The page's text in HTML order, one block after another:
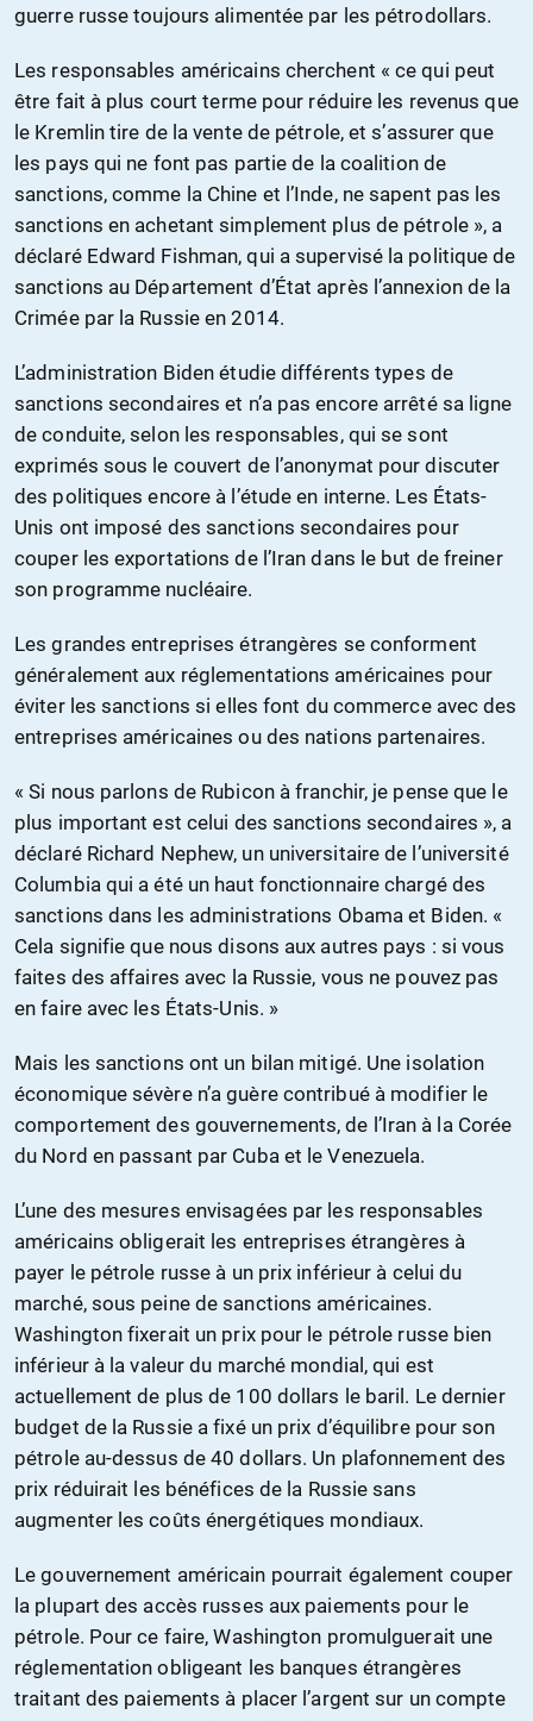
guerre russe toujours alimentée par les pétrodollars.
Les responsables américains cherchent « ce qui peut
être fait à plus court terme pour réduire les revenus que
le Kremlin tire de la vente de pétrole, et s’assurer que
les pays qui ne font pas partie de la coalition de
sanctions, comme la Chine et l’Inde, ne sapent pas les
sanctions en achetant simplement plus de pétrole », a
déclaré Edward Fishman, qui a supervisé la politique de
sanctions au Département d’État après l’annexion de la
Crimée par la Russie en 2014.
L’administration Biden étudie différents types de
sanctions secondaires et n’a pas encore arrêté sa ligne
de conduite, selon les responsables, qui se sont
exprimés sous le couvert de l’anonymat pour discuter
des politiques encore à l’étude en interne. Les États-
Unis ont imposé des sanctions secondaires pour
couper les exportations de l’Iran dans le but de freiner
son programme nucléaire.
Les grandes entreprises étrangères se conforment
généralement aux réglementations américaines pour
éviter les sanctions si elles font du commerce avec des
entreprises américaines ou des nations partenaires.
« Si nous parlons de Rubicon à franchir, je pense que le
plus important est celui des sanctions secondaires », a
déclaré Richard Nephew, un universitaire de l’université
Columbia qui a été un haut fonctionnaire chargé des
sanctions dans les administrations Obama et Biden. «
Cela signifie que nous disons aux autres pays : si vous
faites des affaires avec la Russie, vous ne pouvez pas
en faire avec les États-Unis. »
Mais les sanctions ont un bilan mitigé. Une isolation
économique sévère n’a guère contribué à modifier le
comportement des gouvernements, de l’Iran à la Corée
du Nord en passant par Cuba et le Venezuela.
L’une des mesures envisagées par les responsables
américains obligerait les entreprises étrangères à
payer le pétrole russe à un prix inférieur à celui du
marché, sous peine de sanctions américaines.
Washington fixerait un prix pour le pétrole russe bien
inférieur à la valeur du marché mondial, qui est
actuellement de plus de 100 dollars le baril. Le dernier
budget de la Russie a fixé un prix d’équilibre pour son
pétrole au-dessus de 40 dollars. Un plafonnement des
prix réduirait les bénéfices de la Russie sans
augmenter les coûts énergétiques mondiaux.
Le gouvernement américain pourrait également couper
la plupart des accès russes aux paiements pour le
pétrole. Pour ce faire, Washington promulguerait une
réglementation obligeant les banques étrangères
traitant des paiements à placer l’argent sur un compte